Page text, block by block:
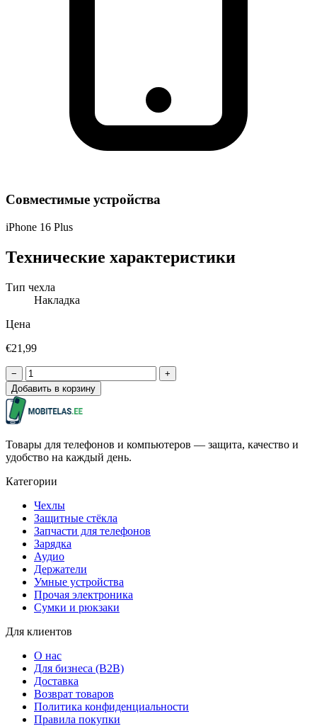
Совместимые устройства
iPhone 16 Plus
Технические характеристики
Тип чехла
Накладка
Цена
€21,99
−
+
Добавить в корзину
Товары для телефонов и компьютеров — защита, качество и
удобство на каждый день.
Категории
Чехлы
Защитные стёкла
Запчасти для телефонов
Зарядка
Аудио
Держатели
Умные устройства
Прочая электроника
Сумки и рюкзаки
Для клиентов
О нас
Для бизнеса (B2B)
Доставка
Возврат товаров
Политика конфиденциальности
Правила покупки